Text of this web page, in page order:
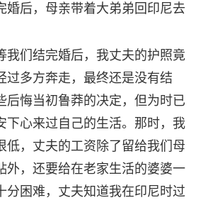
婚后，母亲带着大弟弟回印尼去
我们结完婚后，我丈夫的护照竟
过多方奔走，最终还是没有结
后悔当初鲁莽的决定，但为时已
下心来过自己的生活。那时，我
低，丈夫的工资除了留给我们母
外，还要给在老家生活的婆婆一
分困难，丈夫知道我在印尼时过